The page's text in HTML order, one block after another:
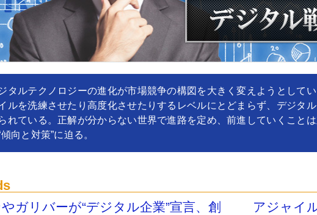
タルテクノロジーの進化が市場競争の構図を大きく変えようとして
ルを洗練させたり高度化させたりするレベルにとどまらず、デジタ
れている。正解が分からない世界で進路を定め、前進していくこと
傾向と対策”に迫る。
ガリバーが“デジタル企業”宣言、創
アジャイ